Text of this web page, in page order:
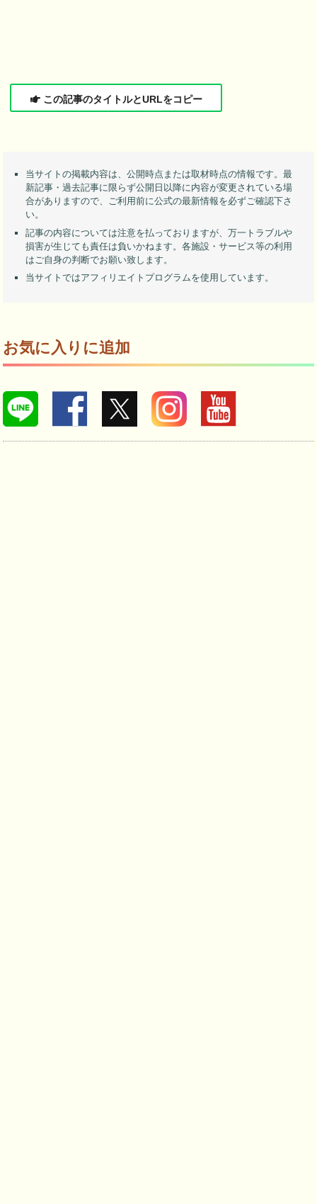
この記事のタイトルとURLをコピー
当サイトの掲載内容は、公開時点または取材時点の情報です。最
新記事・過去記事に限らず公開日以降に内容が変更されている場
合がありますので、ご利用前に公式の最新情報を必ずご確認下さ
い。
記事の内容については注意を払っておりますが、万一トラブルや
損害が生じても責任は負いかねます。各施設・サービス等の利用
はご自身の判断でお願い致します。
当サイトではアフィリエイトプログラムを使用しています。
お気に入りに追加